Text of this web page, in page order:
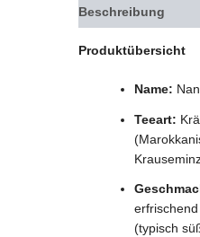
Beschreibung
Produktübersicht
Name:
Teeart:
(typisch